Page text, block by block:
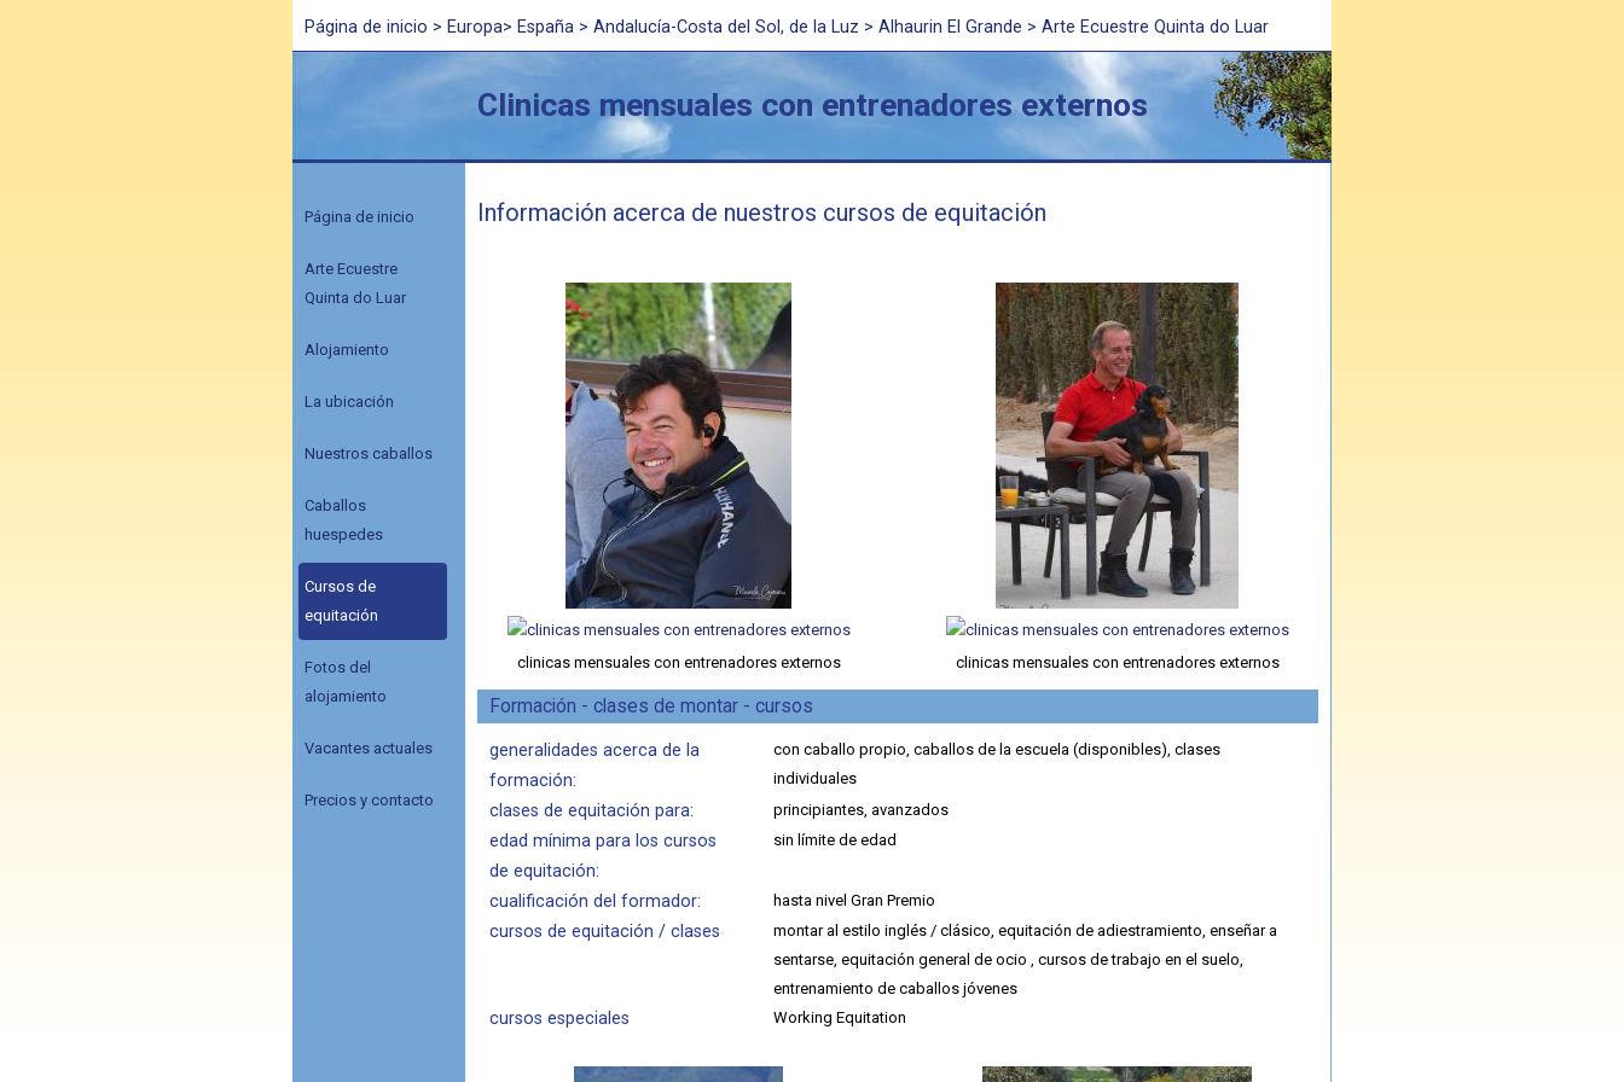
Página de inicio > Europa> España > Andalucía-Costa del Sol, de la Luz > Alhaurin El Grande > Arte Ecuestre Quinta do Luar
Clinicas mensuales con entrenadores externos
Página de inicio
Arte Ecuestre
Quinta do Luar
Alojamiento
La ubicación
Nuestros caballos
Caballos
huespedes
Cursos de
equitación
Fotos del
alojamiento
Vacantes actuales
Precios y contacto
Información acerca de nuestros cursos de equitación
clinicas mensuales con entrenadores externos clinicas mensuales con entrenadores externos
Formación - clases de montar - cursos
generalidades acerca de la
formación:
con caballo propio, caballos de la escuela (disponibles), clases
individuales
clases de equitación para: principiantes, avanzados
edad mínima para los cursos
de equitación:
sin límite de edad
cualificación del formador: hasta nivel Gran Premio
cursos de equitación / clases
montar al estilo inglés / clásico, equitación de adiestramiento, enseñar a
sentarse, equitación general de ocio , cursos de trabajo en el suelo,
entrenamiento de caballos jóvenes
cursos especiales Working Equitation